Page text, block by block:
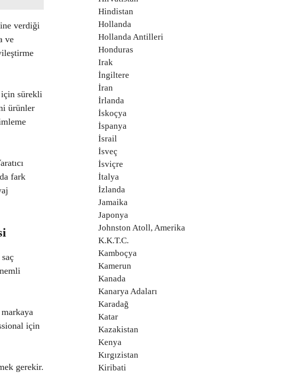
verdiği
ve
sürekli
ürünler
fark
için
gerekir.
Hindistan
Hollanda
Hollanda Antilleri
Honduras
Irak
İngiltere
İran
İrlanda
İskoçya
İspanya
İsrail
İsveç
İsviçre
İtalya
İzlanda
Jamaika
Japonya
Johnston Atoll, Amerika
K.K.T.C.
Kamboçya
Kamerun
Kanada
Kanarya Adaları
Karadağ
Katar
Kazakistan
Kenya
Kırgızistan
Kiribati